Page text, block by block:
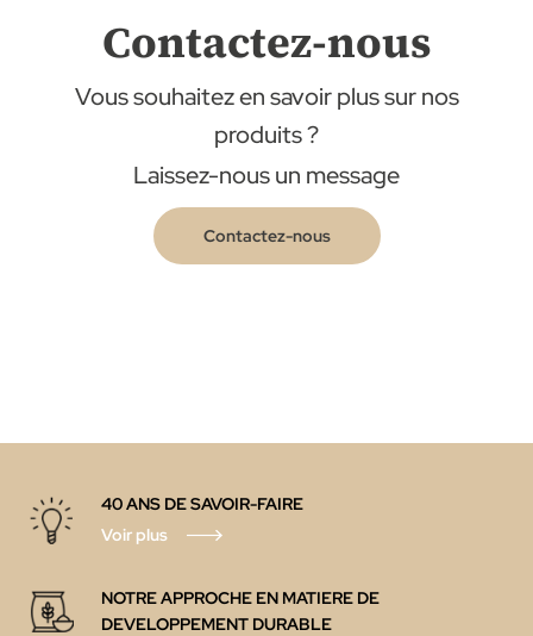
Contactez-nous
Vous souhaitez en savoir plus sur nos
produits ?
Laissez-nous un message
Contactez-nous
40 ANS DE SAVOIR-FAIRE
Voir plus
NOTRE APPROCHE EN MATIERE DE
DEVELOPPEMENT DURABLE